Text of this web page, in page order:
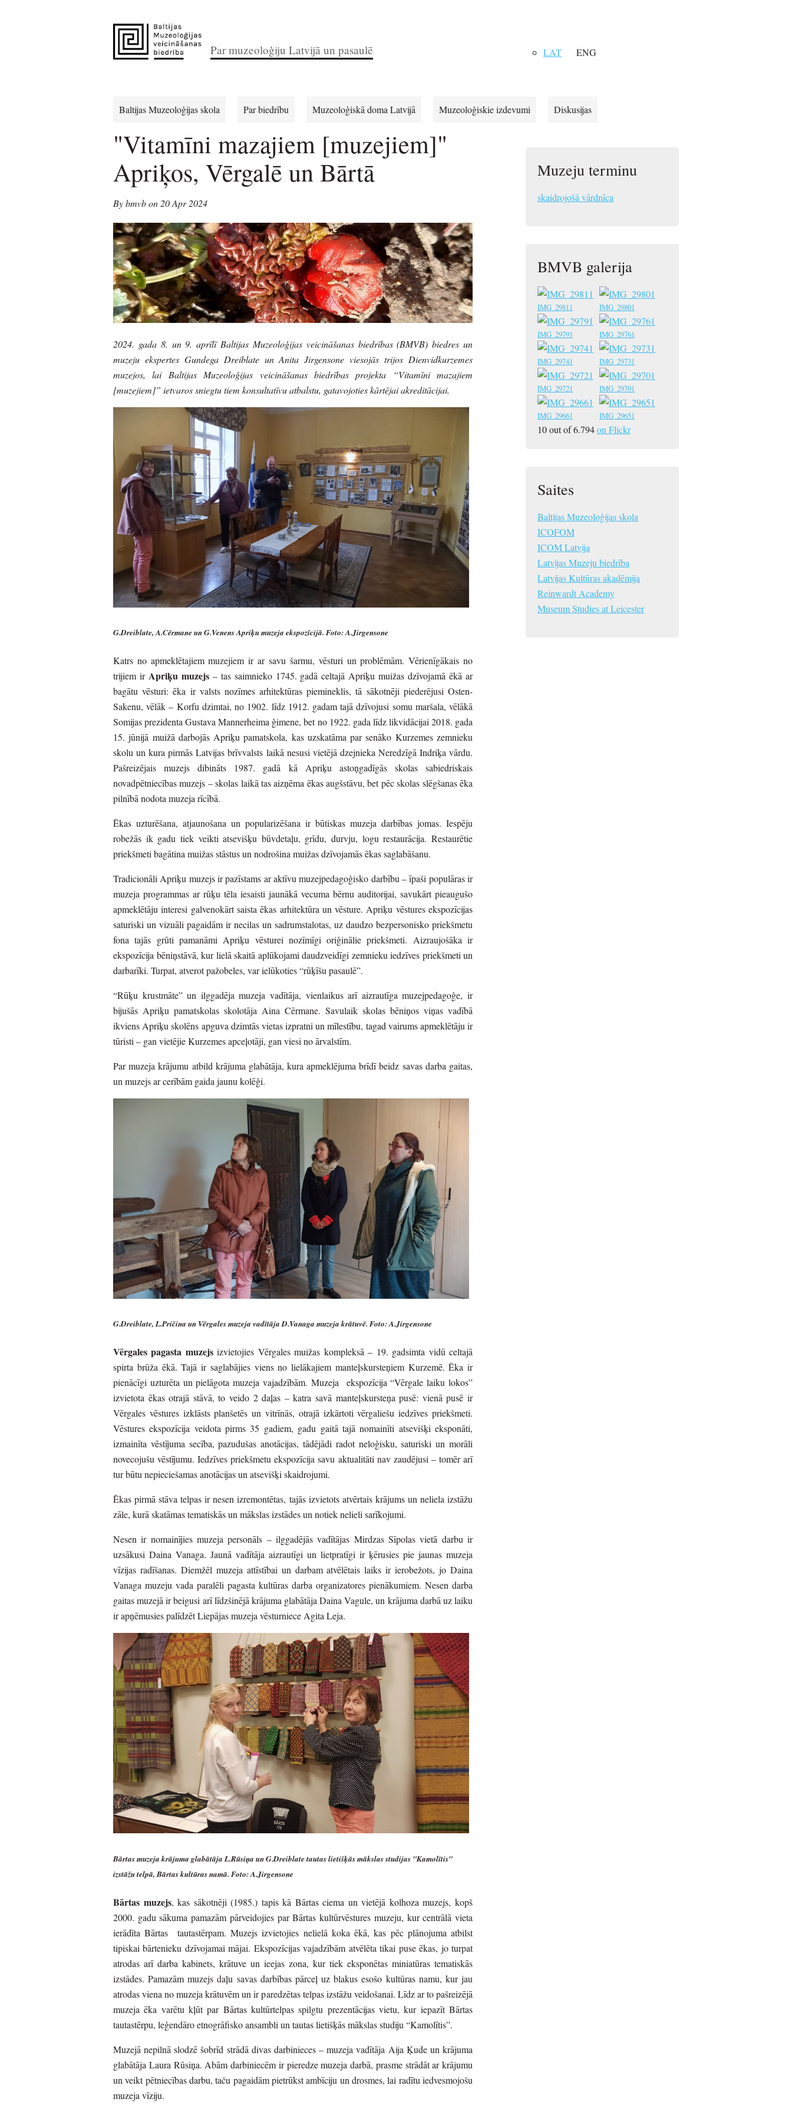
LAT ENG
Par muzeoloģiju Latvijā un pasaulē
Baltijas Muzeoloģijas skola Par biedrību Muzeoloģiskā doma Latvijā Muzeoloģiskie izdevumi Diskusijas
"Vitamīni mazajiem [muzejiem]"
Apriķos, Vērgalē un Bārtā
By bmvb on 20 Apr 2024
2024. gada 8. un 9. aprīlī Baltijas Muzeoloģijas veicināšanas biedrības (BMVB) biedres un
muzeju ekspertes Gundega Dreiblate un Anita Jirgensone viesojās trijos Dienvidkurzemes
muzejos, lai Baltijas Muzeoloģijas veicināšanas biedrības projekta “Vitamīni mazajiem
[muzejiem]” ietvaros sniegtu tiem konsultatīvu atbalstu, gatavojoties kārtējai akreditācijai.
G.Dreiblate, A.Cērmane un G.Venens Apriķu muzeja ekspozīcijā. Foto: A.Jirgensone
Katrs no apmeklētajiem muzejiem ir ar savu šarmu, vēsturi un problēmām. Vērienīgākais no
trijiem ir Apriķu muzejs– tas saimnieko 1745. gadā celtajā Apriķu muižas dzīvojamā ēkā ar
bagātu vēsturi: ēka ir valsts nozīmes arhitektūras piemineklis, tā sākotnēji piederējusi Osten-
Sakenu, vēlāk – Korfu dzimtai, no 1902. līdz 1912. gadam tajā dzīvojusi somu maršala, vēlākā
Somijas prezidenta Gustava Mannerheima ģimene, bet no 1922. gada līdz likvidācijai 2018. gada
15. jūnijā muižā darbojās Apriķu pamatskola, kas uzskatāma par senāko Kurzemes zemnieku
skolu un kura pirmās Latvijas brīvvalsts laikā nesusi vietējā dzejnieka Neredzīgā Indriķa vārdu.
Pašreizējais muzejs dibināts 1987. gadā kā Apriķu astoņgadīgās skolas sabiedriskais
novadpētniecības muzejs – skolas laikā tas aizņēma ēkas augšstāvu, bet pēc skolas slēgšanas ēka
pilnībā nodota muzeja rīcībā.
Ēkas uzturēšana, atjaunošana un popularizēšana ir būtiskas muzeja darbības jomas. Iespēju
robežās ik gadu tiek veikti atsevišķu būvdetaļu, grīdu, durvju, logu restaurācija. Restaurētie
priekšmeti bagātina muižas stāstus un nodrošina muižas dzīvojamās ēkas saglabāšanu.
Tradicionāli Apriķu muzejs ir pazīstams ar aktīvu muzejpedagoģisko darbību – īpaši populāras ir
muzeja programmas ar rūķu tēla iesaisti jaunākā vecuma bērnu auditorijai, savukārt pieaugušo
apmeklētāju interesi galvenokārt saista ēkas arhitektūra un vēsture. Apriķu vēstures ekspozīcijas
saturiski un vizuāli pagaidām ir necilas un sadrumstalotas, uz daudzo bezpersonisko priekšmetu
fona tajās grūti pamanāmi Apriķu vēsturei nozīmīgi oriģinālie priekšmeti. Aizraujošāka ir
ekspozīcija bēniņstāvā, kur lielā skaitā aplūkojami daudzveidīgi zemnieku iedzīves priekšmeti un
darbarīki. Turpat, atverot pažobeles, var ielūkoties “rūķīšu pasaulē”.
“Rūķu krustmāte” un ilggadēja muzeja vadītāja, vienlaikus arī aizrautīga muzejpedagoģe, ir
bijušās Apriķu pamatskolas skolotāja Aina Cērmane. Savulaik skolas bēniņos viņas vadībā
ikviens Apriķu skolēns apguva dzimtās vietas izpratni un mīlestību, tagad vairums apmeklētāju ir
tūristi – gan vietējie Kurzemes apceļotāji, gan viesi no ārvalstīm.
Par muzeja krājumu atbild krājuma glabātāja, kura apmeklējuma brīdī beidz savas darba gaitas,
un muzejs ar cerībām gaida jaunu kolēģi.
G.Dreiblate, L.Pričina un Vērgales muzeja vadītāja D.Vanaga muzeja krātuvē. Foto: A.Jirgensone
Vērgales pagasta muzejsizvietojies Vērgales muižas kompleksā – 19. gadsimta vidū celtajā
spirta brūža ēkā. Tajā ir saglabājies viens no lielākajiem manteļskursteņiem Kurzemē. Ēka ir
pienācīgi uzturēta un pielāgota muzeja vajadzībām. Muzeja ekspozīcija “Vērgale laiku lokos”
izvietota ēkas otrajā stāvā, to veido 2 daļas – katra savā manteļskursteņa pusē: vienā pusē ir
Vērgales vēstures izklāsts planšetēs un vitrīnās, otrajā izkārtoti vērgaliešu iedzīves priekšmeti.
Vēstures ekspozīcija veidota pirms 35 gadiem, gadu gaitā tajā nomainīti atsevišķi eksponāti,
izmainīta vēstījuma secība, pazudušas anotācijas, tādējādi radot neloģisku, saturiski un morāli
novecojušu vēstījumu. Iedzīves priekšmetu ekspozīcija savu aktualitāti nav zaudējusi – tomēr arī
tur būtu nepieciešamas anotācijas un atsevišķi skaidrojumi.
Ēkas pirmā stāva telpas ir nesen izremontētas, tajās izvietots atvērtais krājums un neliela izstāžu
zāle, kurā skatāmas tematiskās un mākslas izstādes un notiek nelieli sarīkojumi.
Nesen ir nomainījies muzeja personāls – ilggadējās vadītājas Mirdzas Sīpolas vietā darbu ir
uzsākusi Daina Vanaga. Jaunā vadītāja aizrautīgi un lietpratīgi ir ķērusies pie jaunas muzeja
vīzijas radīšanas. Diemžēl muzeja attīstībai un darbam atvēlētais laiks ir ierobežots, jo Daina
Vanaga muzeju vada paralēli pagasta kultūras darba organizatores pienākumiem. Nesen darba
gaitas muzejā ir beigusi arī līdzšinējā krājuma glabātāja Daina Vagule, un krājuma darbā uz laiku
ir apņēmusies palīdzēt Liepājas muzeja vēsturniece Agita Leja.
Bārtas muzeja krājuma glabātāja L.Rūsiņa un G.Dreiblate tautas lietišķās mākslas studijas "Kamolītis"
izstāžu telpā, Bārtas kultūras namā. Foto: A.Jirgensone
Bārtas muzejs, kas sākotnēji (1985.) tapis kā Bārtas ciema un vietējā kolhoza muzejs, kopš
2000. gadu sākuma pamazām pārveidojies par Bārtas kultūrvēstures muzeju, kur centrālā vieta
ierādīta Bārtas tautastērpam. Muzejs izvietojies nelielā koka ēkā, kas pēc plānojuma atbilst
tipiskai bārtenieku dzīvojamai mājai. Ekspozīcijas vajadzībām atvēlēta tikai puse ēkas, jo turpat
atrodas arī darba kabinets, krātuve un ieejas zona, kur tiek eksponētas miniatūras tematiskās
izstādes. Pamazām muzejs daļu savas darbības pārceļ uz blakus esošo kultūras namu, kur jau
atrodas viena no muzeja krātuvēm un ir paredzētas telpas izstāžu veidošanai. Līdz ar to pašreizējā
muzeja ēka varētu kļūt par Bārtas kultūrtelpas spilgtu prezentācijas vietu, kur iepazīt Bārtas
tautastērpu, leģendāro etnogrāfisko ansambli un tautas lietišķās mākslas studiju “Kamolītis”.
Muzejā nepilnā slodzē šobrīd strādā divas darbinieces – muzeja vadītāja Aija Ķude un krājuma
glabātāja Laura Rūsiņa. Abām darbiniecēm ir pieredze muzeja darbā, prasme strādāt ar krājumu
un veikt pētniecības darbu, taču pagaidām pietrūkst ambīciju un drosmes, lai radītu iedvesmojošu
muzeja vīziju.
Muzeju terminu
skaidrojošā vārdnīca
BMVB galerija
IMG_29811 IMG_29801
IMG_29791 IMG_29761
IMG_29741 IMG_29731
IMG_29721 IMG_29701
IMG_29661 IMG_29651
10 out of 6.794on Flickr
Saites
Baltijas Muzeoloģijas skola
ICOFOM
ICOM Latvija
Latvijas Muzeju biedrība
Latvijas Kultūras akadēmija
Reinwardt Academy
Museum Studies at Leicester